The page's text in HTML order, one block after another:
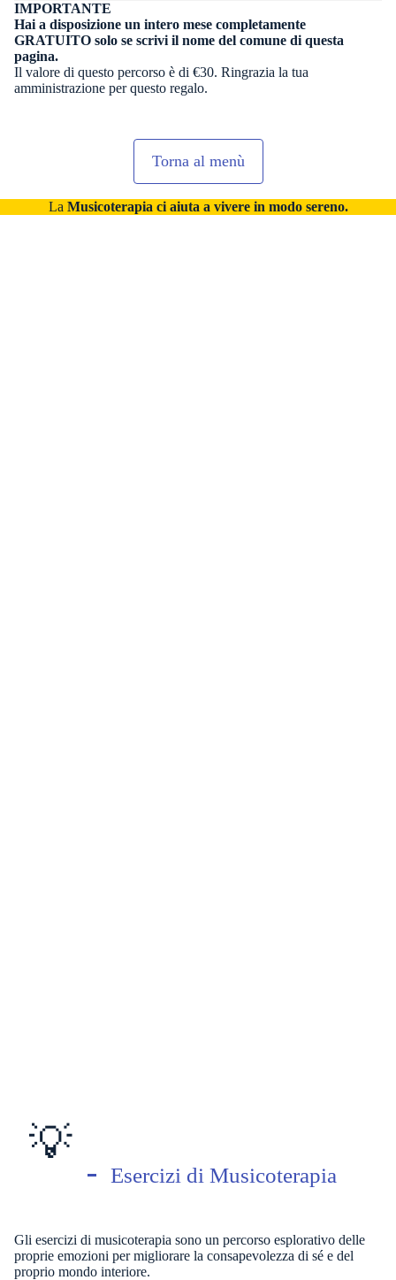
IMPORTANTE
Hai a disposizione un intero mese completamente
GRATUITO solo se scrivi il nome del comune di questa
pagina.
Il valore di questo percorso è di €30. Ringrazia la tua
amministrazione per questo regalo.
Torna al menù
La Musicoterapia ci aiuta a vivere in modo sereno.
💡
Esercizi di Musicoterapia
Gli esercizi di musicoterapia sono un percorso esplorativo delle
proprie emozioni per migliorare la consapevolezza di sé e del
proprio mondo interiore.